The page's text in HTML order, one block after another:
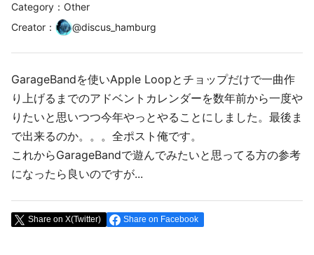
Category：Other
Creator ： @discus_hamburg
GarageBandを使いApple Loopとチョップだけで一曲作
り上げるまでのアドベントカレンダーを数年前から一度や
りたいと思いつつ今年やっとやることにしました。最後ま
で出来るのか。。。全ポスト俺です。
これからGarageBandで遊んでみたいと思ってる方の参考
になったら良いのですが...
Share on X(Twitter) Share on Facebook